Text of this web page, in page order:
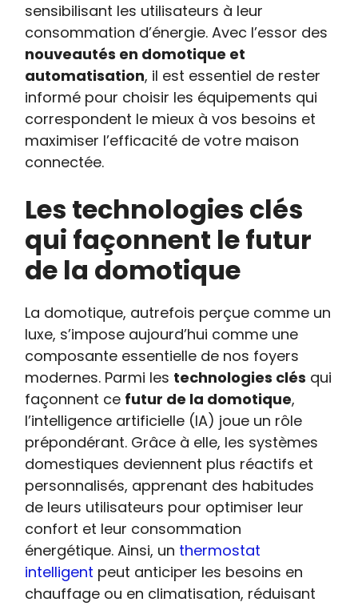
sensibilisant les utilisateurs à leur
consommation d’énergie. Avec l’essor des
nouveautés en domotique et
automatisation, il est essentiel de rester
informé pour choisir les équipements qui
correspondent le mieux à vos besoins et
maximiser l’efficacité de votre maison
connectée.
Les technologies clés
qui façonnent le futur
de la domotique
La domotique, autrefois perçue comme un
luxe, s’impose aujourd’hui comme une
composante essentielle de nos foyers
modernes. Parmi les technologies clés qui
façonnent ce futur de la domotique,
l’intelligence artificielle (IA) joue un rôle
prépondérant. Grâce à elle, les systèmes
domestiques deviennent plus réactifs et
personnalisés, apprenant des habitudes
de leurs utilisateurs pour optimiser leur
confort et leur consommation
énergétique. Ainsi, un thermostat
intelligent peut anticiper les besoins en
chauffage ou en climatisation, réduisant